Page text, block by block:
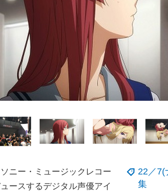
22／7(
集
ニー・ミュージックレコー
ースするデジタル声優アイ